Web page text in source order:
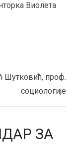
Виолета
Шутковић, проф.
социологије
ЗА